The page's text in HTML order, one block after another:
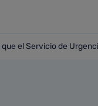
que el Servicio de
el Servicio de